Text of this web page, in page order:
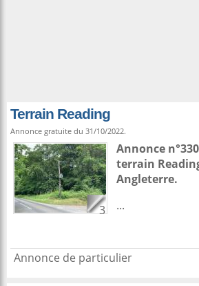
Terrain Reading
Annonce gratuite du 31/10/2022.
3
Annonce
terrain
Angleterre.
...
Annonce de particulier